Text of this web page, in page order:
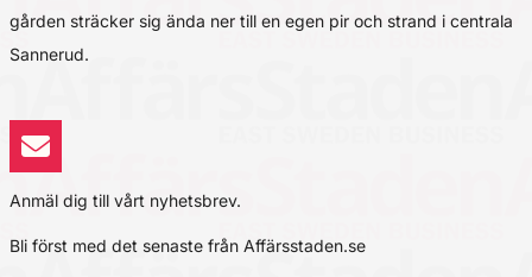
gården sträcker sig ända ner till en egen pir och strand i centrala
Sannerud.
Anmäl dig till vårt nyhetsbrev.
Bli först med det senaste från Affärsstaden.se